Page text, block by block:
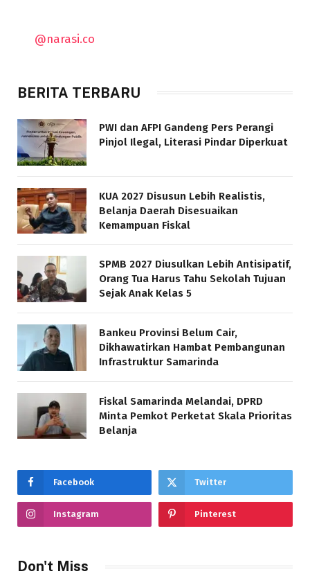
@narasi.co
BERITA TERBARU
PWI dan AFPI Gandeng Pers Perangi
Pinjol Ilegal, Literasi Pindar Diperkuat
KUA 2027 Disusun Lebih Realistis,
Belanja Daerah Disesuaikan
Kemampuan Fiskal
SPMB 2027 Diusulkan Lebih Antisipatif,
Orang Tua Harus Tahu Sekolah Tujuan
Sejak Anak Kelas 5
Bankeu Provinsi Belum Cair,
Dikhawatirkan Hambat Pembangunan
Infrastruktur Samarinda
Fiskal Samarinda Melandai, DPRD
Minta Pemkot Perketat Skala Prioritas
Belanja
Facebook Twitter
Instagram Pinterest
Don't Miss